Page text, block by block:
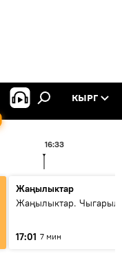
КЫРГ
16:33
Жаңылыктар
Жаңылыктар.
17:01 7 мин